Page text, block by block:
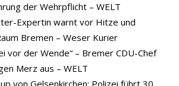
der Wehrpflicht – WELT
Expertin warnt vor Hitze und
Bremen – Weser Kurier
vor der Wende“ – Bremer CDU-Chef
Merz aus – WELT
von Gelsenkirchen: Polizei führt 30